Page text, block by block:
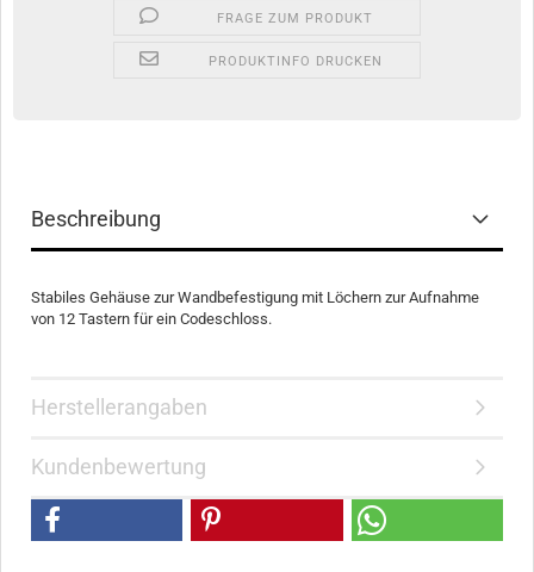
FRAGE ZUM PRODUKT
PRODUKTINFO DRUCKEN
Beschreibung
Stabiles Gehäuse zur Wandbefestigung mit Löchern zur Aufnahme
von 12 Tastern für ein Codeschloss.
Herstellerangaben
Kundenbewertung